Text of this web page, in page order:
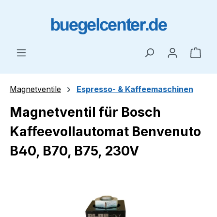
Magnetventile Espresso- & Kaffeemaschinen
Magnetventil für Bosch
Kaffeevollautomat Benvenuto
B40, B70, B75, 230V
Bildergalerie überspringen